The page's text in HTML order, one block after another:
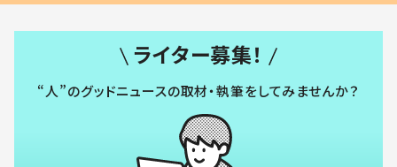
ライター募集！
“人”のグッドニュースの取材・執筆をしてみませんか？